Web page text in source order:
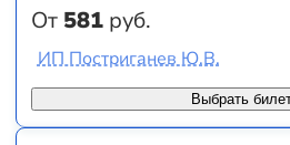
От 581 руб.
Выбрать
ИП Постриганев Ю.В.